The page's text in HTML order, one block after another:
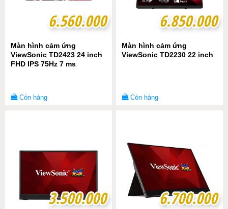
6.560.000
6.560.000
Màn hình cảm ứng
ViewSonic TD2423 24 inch
FHD IPS 75Hz 7 ms
Còn hàng
6.850.000
6.850.000
Màn hình cảm ứng
ViewSonic TD2230 22 inch
Còn hàng
3.500.000
3.500.000 6.700.000
6.700.000